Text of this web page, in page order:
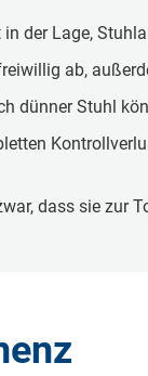
der Lage,
ab,
dünner Stuhl
dass sie zur